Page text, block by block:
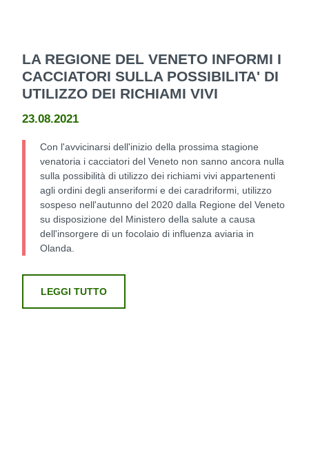
LA REGIONE DEL VENETO INFORMI I
CACCIATORI SULLA POSSIBILITA' DI
UTILIZZO DEI RICHIAMI VIVI
23.08.2021
Con l'avvicinarsi dell'inizio della prossima stagione
venatoria i cacciatori del Veneto non sanno ancora nulla
sulla possibilità di utilizzo dei richiami vivi appartenenti
agli ordini degli anseriformi e dei caradriformi, utilizzo
sospeso nell'autunno del 2020 dalla Regione del Veneto
su disposizione del Ministero della salute a causa
dell'insorgere di un focolaio di influenza aviaria in
Olanda.
LEGGI TUTTO